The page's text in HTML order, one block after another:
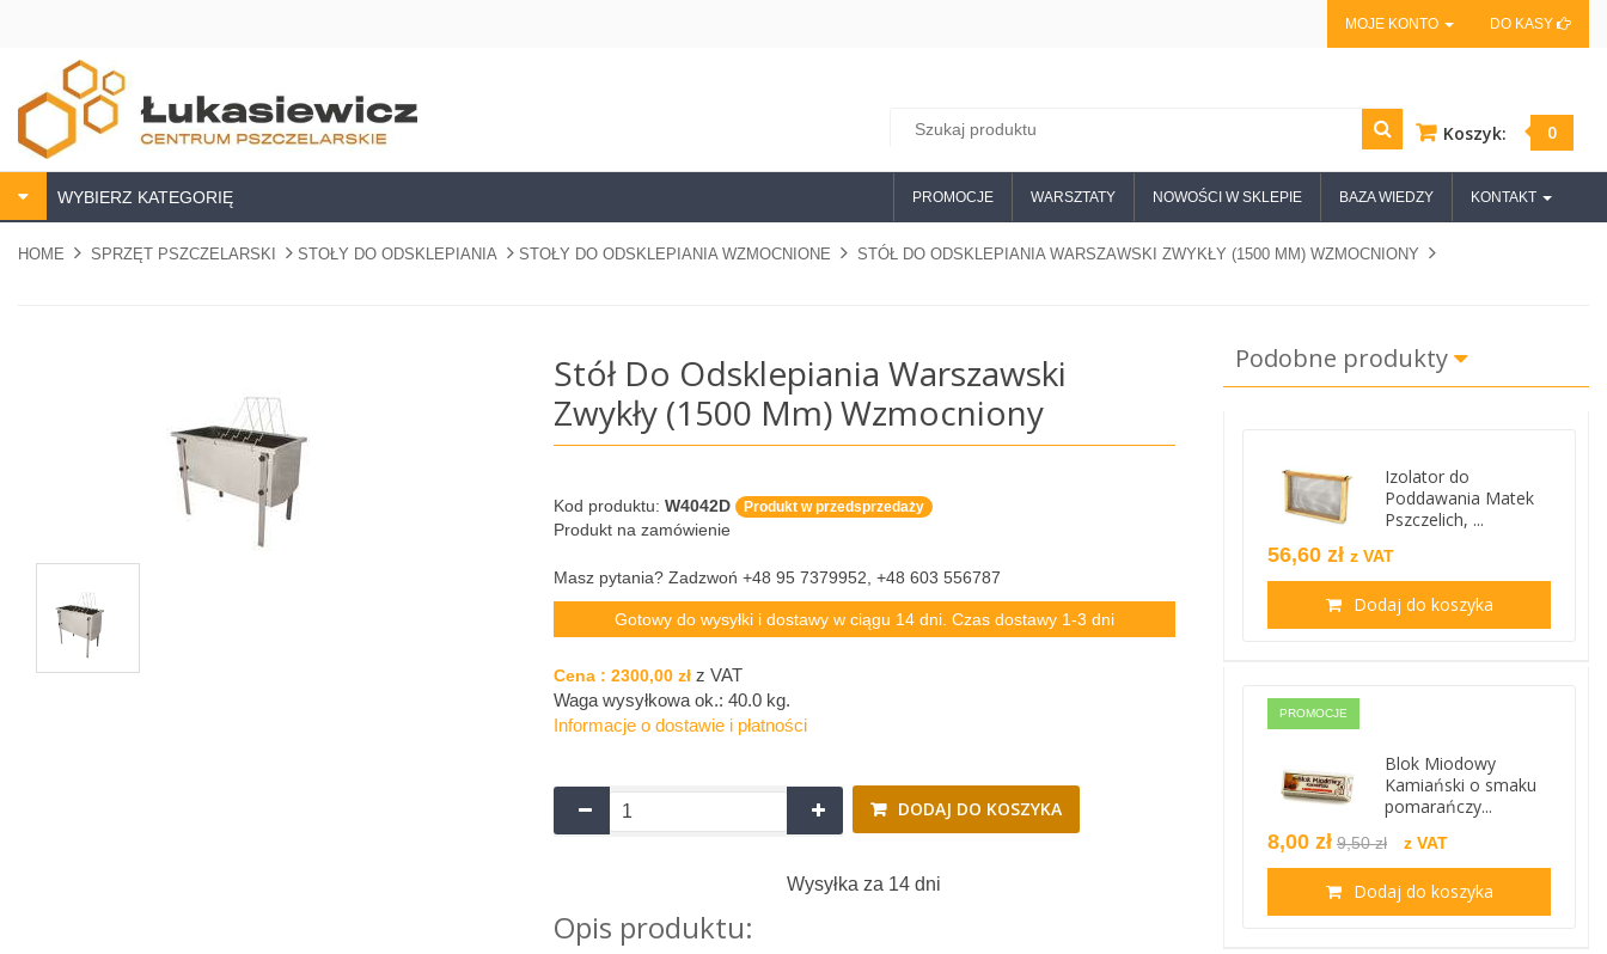
MOJE KONTO DO KASY
Koszyk: 0
PROMOCJE WARSZTATY NOWOŚCI W SKLEPIE BAZA WIEDZY KONTAKT
WYBIERZ KATEGORIĘ
HOME SPRZĘT PSZCZELARSKI STOŁY DO ODSKLEPIANIA STOŁY DO ODSKLEPIANIA WZMOCNIONE STÓŁ DO ODSKLEPIANIA WARSZAWSKI ZWYKŁY (1500 MM) WZMOCNIONY
Stół Do Odsklepiania Warszawski
Zwykły (1500 Mm) Wzmocniony
Kod produktu: W4042D Produkt w przedsprzedaży
Produkt na zamówienie
Masz pytania? Zadzwoń +48 95 7379952, +48 603 556787
Gotowy do wysyłki i dostawy w ciągu 14 dni. Czas dostawy 1-3 dni
Cena : 2300,00 zł z VAT
Waga wysyłkowa ok.: 40.0 kg.
Informacje o dostawie i płatności
DODAJ DO KOSZYKA
Wysyłka za 14 dni
Opis produktu:
Podobne produkty
Izolator do
Poddawania Matek
Pszczelich, ...
56,60 zł z VAT
Dodaj do koszyka
PROMOCJE
Blok Miodowy
Kamiański o smaku
pomarańczy...
8,00 zł 9,50 zł z VAT
Dodaj do koszyka